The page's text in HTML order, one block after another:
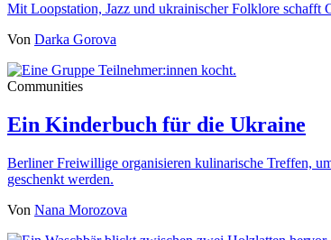
Mit Loopstation, Jazz und ukrainischer Folklore
Von Darka Gorova
Communities
Ein Kinderbuch für die Ukraine
Berliner Freiwillige organisieren kulinarische Treffen,
geschenkt werden.
Von Nana Morozova